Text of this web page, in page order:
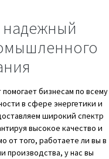
бизнесам по всему
в сфере энергетики и
широкий спектр
высокое качество и
от того, работаете ли вы в
производства, у нас вы